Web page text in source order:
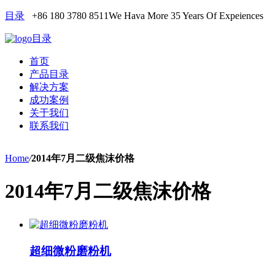
目录 +86 180 3780 8511We Hava More 35 Years Of Expeiences
目录
首页
产品目录
解决方案
成功案例
关于我们
联系我们
Home/2014年7月二级焦沫价格
2014年7月二级焦沫价格
超细微粉磨粉机